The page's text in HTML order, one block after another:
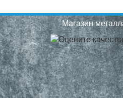
Магазин